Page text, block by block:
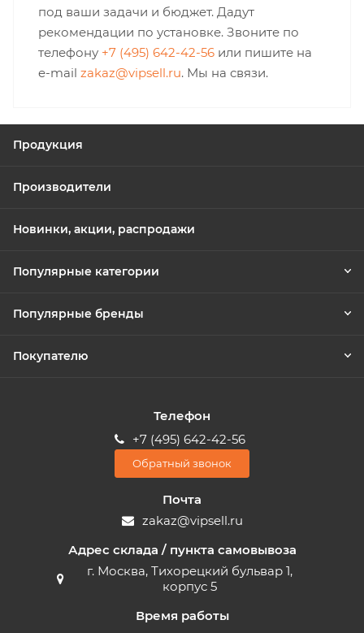
под ваши задачи и бюджет. Дадут
рекомендации по установке. Звоните по
телефону +7 (495) 642-42-56 или пишите на
e-mail zakaz@vipsell.ru. Мы на связи.
Продукция
Производители
Новинки, акции, распродажи
Популярные категории
Популярные бренды
Покупателю
Телефон
+7 (495) 642-42-56
Обратный звонок
Почта
zakaz@vipsell.ru
Адрес склада / пункта самовывоза
г. Москва, Тихорецкий бульвар 1,
корпус 5
Время работы